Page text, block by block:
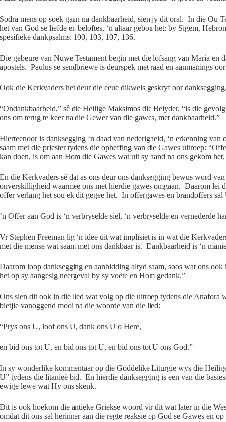
Sodra mens op soek gaan na dankbaarheid, sien jy dit oral. In die Ou
het van God se liefde en beloftes, ‘n altaar gebou het: by Sigem,
spesifieke dankpsalms: 100, 103, 107, 136.
Die gebeure van Nuwe Testament begin met die lofsang van Maria en
apostels. Paulus se sendbriewe is deurspek met raad en aanmanings
Ook die Kerkvaders het deur die eeue dikwels geskryf oor danksegging.
“Ondankbaarheid,” sê die Heilige Maksimos die Belyder, “is die
ons om terug te keer na die Gewer van die gawes, met dankbaarheid.”
Hierteenoor is danksegging ‘n daad van nederigheid, ‘n erkenning
saam met die priester tydens die opheffing van die Gawes uitroep:
kan doen, is om aan Hom die Gawes wat uit sy hand na ons gekom
En die Kerkvaders sê dat as ons deur ons danksegging bewus word
onverskilligheid waarmee ons met hierdie gawes omgaan. Daarom lei
offer verlang het sou ek dit gegee het. In offergawes en brandoffers sal
’n Offer aan God is ‘n verbryselde siel, ‘n verbryselde en vernederde
Vr Stephen Freeman lig ‘n idee uit wat implisiet is in wat die
met die mense wat saam met ons dankbaar is. Dankbaarheid is ‘n
Daarom loop danksegging en aanbidding altyd saam, soos wat ons
het op sy aangesig neergeval by sy voete en Hom gedank.”
Ons sien dit ook in die lied wat volg op die uitroep tydens die Anafora
bietjie vanoggend mooi na die woorde van die lied:
“Prys ons U, loof ons U, dank ons U o Here,
en bid ons tot U, en bid ons tot U, en bid ons tot U ons God.”
In sy wonderlike kommentaar op die Goddelike Liturgie wys die
U” tydens die litanieë bid. En hierdie danksegging is een van die
ewige lewe wat Hy ons skenk.
Dit is ook hoekom die antieke Griekse woord vir dit wat later in die
omdat dit ons sal herinner aan die regte reaksie op God se Gawes en